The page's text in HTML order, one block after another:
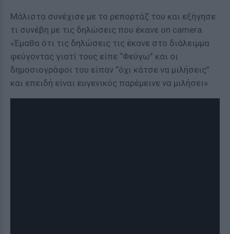
Μάλιστα συνέχισε με το ρεπορτάζ του και εξήγησε
τι συνέβη με τις δηλώσεις που έκανε on camera.
«Έμαθα ότι τις δηλώσεις τις έκανε στο διάλειμμα
φεύγοντας γιατί τους είπε “Φεύγω” και οι
δημοσιογράφοι του είπαν “όχι κάτσε να μιλήσεις”
και επειδή είναι ευγενικός παρέμεινε να μιλήσει».